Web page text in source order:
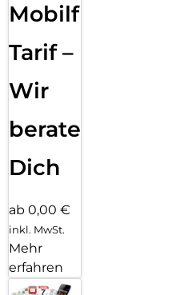
Mobilfunk
Tarif –
Wir
beraten
Dich
ab 0,00 €
inkl. MwSt.
Mehr
erfahren